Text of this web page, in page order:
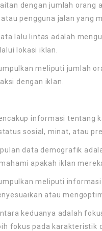
dengan jumlah orang
pengguna jalan yang
lalu lintas adalah
lokasi iklan.
meliputi jumlah
dengan iklan.
informasi tentang
sosial, minat, atau
data demografik
apakah iklan
meliputi
atau
keduanya adalah
fokus pada karakteristik